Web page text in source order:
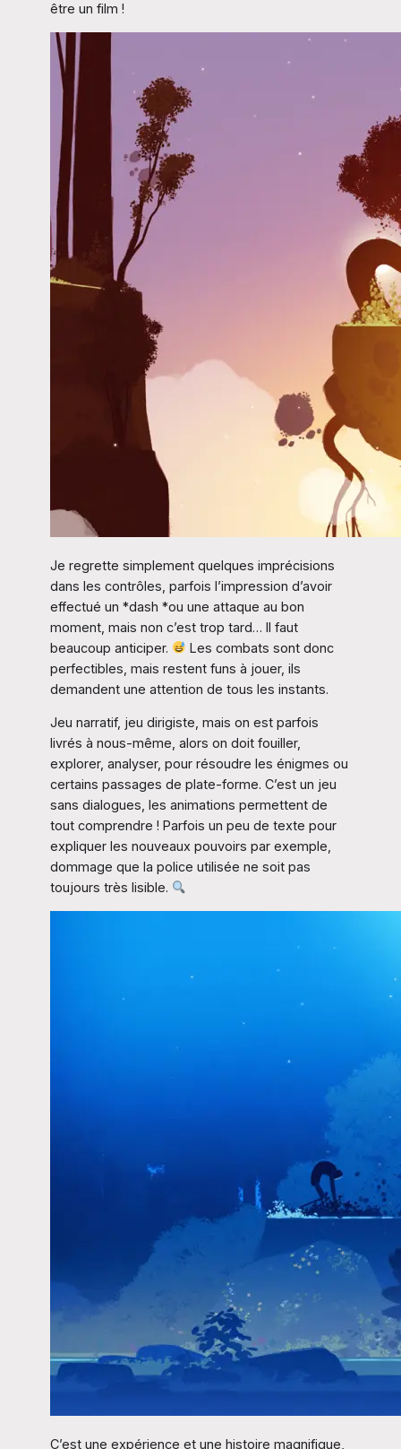
être un film !
Je regrette simplement quelques imprécisions
dans les contrôles, parfois l’impression d’avoir
effectué un *dash *ou une attaque au bon
moment, mais non c’est trop tard… Il faut
beaucoup anticiper.
Les combats sont donc
perfectibles, mais restent funs à jouer, ils
demandent une attention de tous les instants.
Jeu narratif, jeu dirigiste, mais on est parfois
livrés à nous-même, alors on doit fouiller,
explorer, analyser, pour résoudre les énigmes ou
certains passages de plate-forme. C’est un jeu
sans dialogues, les animations permettent de
tout comprendre ! Parfois un peu de texte pour
expliquer les nouveaux pouvoirs par exemple,
dommage que la police utilisée ne soit pas
toujours très lisible.
C’est une expérience et une histoire magnifique,